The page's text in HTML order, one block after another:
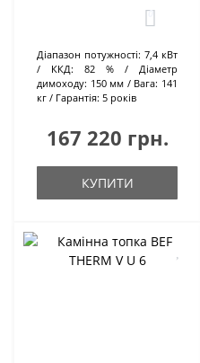
0
Діапазон потужності: 7,4 кВт
ККД:
82 %
Діаметр
димоходу: 150 мм Вага: 141
кг
Гарантія: 5 років
167 220 грн.
КУПИТИ